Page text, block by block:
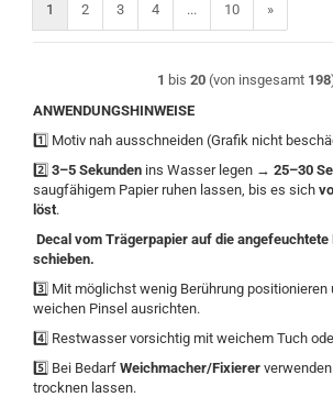
1 2 3 4 ... 10 »
1 bis 20(von insgesamt 198
ANWENDUNGSHINWEISE
1️⃣ Motiv nah ausschneiden (Grafik nicht
2️⃣ 3–5 Sekunden ins Wasser legen → 25–30
saugfähigem Papier ruhen lassen, bis es sich
löst.
Decal vom Trägerpapier auf die
schieben.
3️⃣ Mit möglichst wenig Berührung positionieren
weichen Pinsel ausrichten.
4️⃣ Restwasser vorsichtig mit weichem Tuch
5️⃣ Bei Bedarf Weichmacher/Fixierer
trocknen lassen.